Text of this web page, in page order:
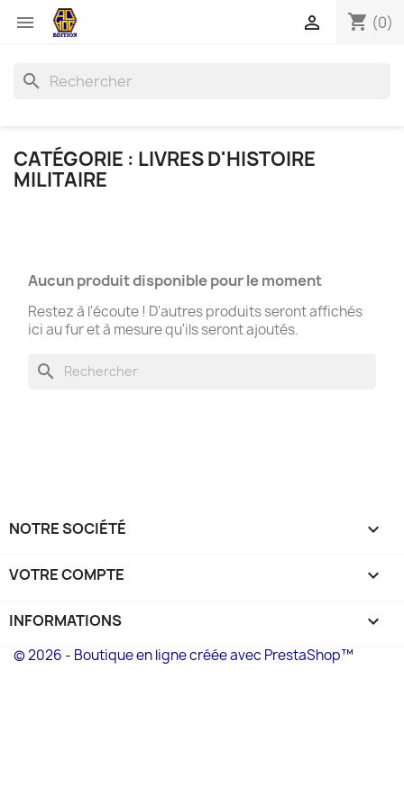
 shopping_cart (0)

search
CATÉGORIE : LIVRES D'HISTOIRE
MILITAIRE
Aucun produit disponible pour le moment
Restez à l'écoute ! D'autres produits seront affichés
ici au fur et à mesure qu'ils seront ajoutés.
search
NOTRE SOCIÉTÉ 
VOTRE COMPTE 
INFORMATIONS keyboard_arrow_down
© 2026 - Boutique en ligne créée avec PrestaShop™